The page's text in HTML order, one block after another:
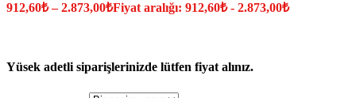
912,60₺ –2.873,00₺Fiyat aralığı: 912,60₺ - 2.873,00₺
Yüsek adetli siparişlerinizde lütfen fiyat alınız.